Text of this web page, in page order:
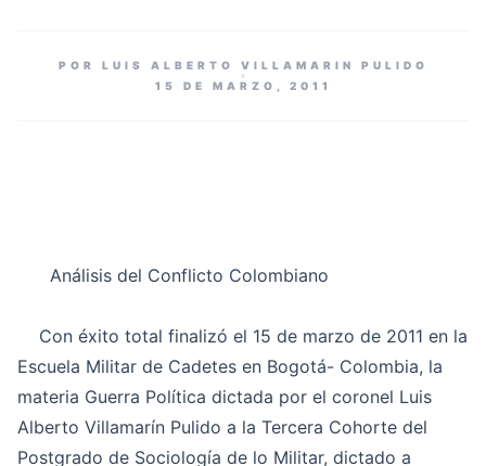
POR LUIS ALBERTO VILLAMARIN PULIDO
15 DE MARZO, 2011
Análisis del Conflicto Colombiano
Con éxito total finalizó el 15 de marzo de 2011 en la
Escuela Militar de Cadetes en Bogotá- Colombia, la
materia Guerra Política dictada por el coronel Luis
Alberto Villamarín Pulido a la Tercera Cohorte del
Postgrado de Sociología de lo Militar, dictado a